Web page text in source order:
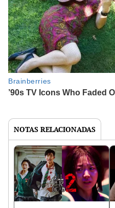
NOTAS RELACIONADAS